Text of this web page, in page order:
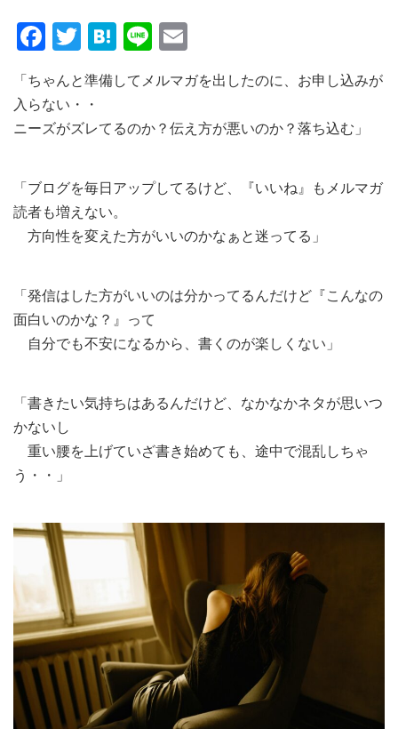
Facebook
Twitter
Hatena
Line
「ちゃんと準備してメルマガを出したのに、お申し込みが
入らない・・
ニーズがズレてるのか？伝え方が悪いのか？落ち込む」
「ブログを毎日アップしてるけど、『いいね』もメルマガ
読者も増えない。
方向性を変えた方がいいのかなぁと迷ってる」
「発信はした方がいいのは分かってるんだけど『こんなの
面白いのかな？』って
自分でも不安になるから、書くのが楽しくない」
「書きたい気持ちはあるんだけど、なかなかネタが思いつ
かないし
重い腰を上げていざ書き始めても、途中で混乱しちゃ
う・・」